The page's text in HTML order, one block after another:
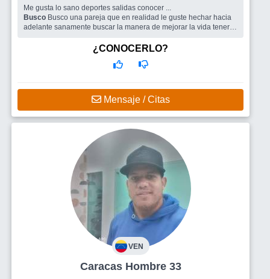
Me gusta lo sano deportes salidas conocer ...
Busco Busco una pareja que en realidad le guste hechar hacia
adelante sanamente buscar la manera de mejorar la vida tener
¿CONOCERLO?
Mensaje / Citas
VEN
Caracas Hombre 33